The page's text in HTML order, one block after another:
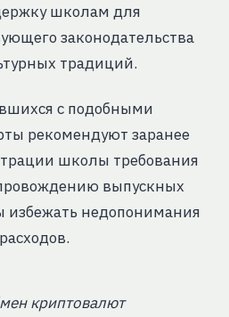
школам для
законодательства
традиций.
с подобными
рекомендуют заранее
школы требования
выпускных
избежать недопонимания
криптовалют